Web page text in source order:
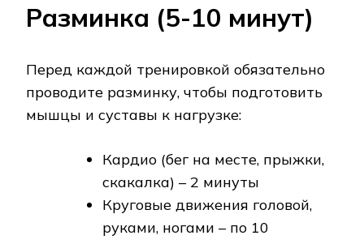
Разминка (5-10 минут)
Перед каждой тренировкой обязательно
проводите разминку, чтобы подготовить
мышцы и суставы к нагрузке:
Кардио (бег на месте, прыжки,
скакалка) – 2 минуты
Круговые движения головой,
руками, ногами – по 10